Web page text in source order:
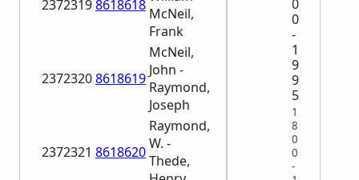
23723198618618 McNeil,
Frank
23723208618619
McNeil,
John -
Raymond,
Joseph
2372321 8618620
Raymond,
W. -
Thede,
0
0
-
1
9
9
5
1
8
0
0
-